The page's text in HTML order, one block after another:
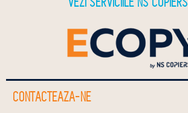
CONTACTEAZA-NE